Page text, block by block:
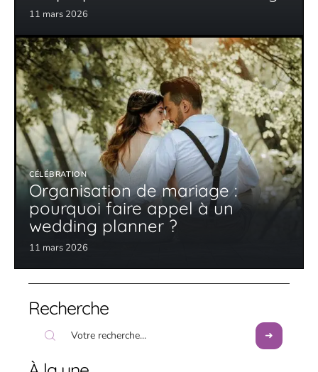
11 mars 2026
CÉLÉBRATION
Organisation de mariage :
pourquoi faire appel à un
wedding planner ?
11 mars 2026
Recherche